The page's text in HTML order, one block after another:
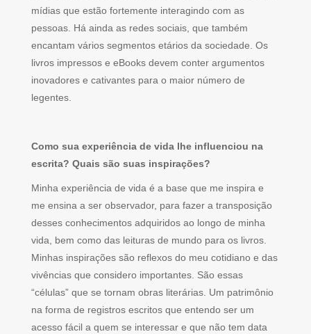
mídias que estão fortemente interagindo com as
pessoas. Há ainda as redes sociais, que também
encantam vários segmentos etários da sociedade. Os
livros impressos e eBooks devem conter argumentos
inovadores e cativantes para o maior número de
legentes.
Como sua experiência de vida lhe influenciou na
escrita? Quais são suas inspirações?
Minha experiência de vida é a base que me inspira e
me ensina a ser observador, para fazer a transposição
desses conhecimentos adquiridos ao longo de minha
vida, bem como das leituras de mundo para os livros.
Minhas inspirações são reflexos do meu cotidiano e das
vivências que considero importantes. São essas
“células” que se tornam obras literárias. Um patrimônio
na forma de registros escritos que entendo ser um
acesso fácil a quem se interessar e que não tem data